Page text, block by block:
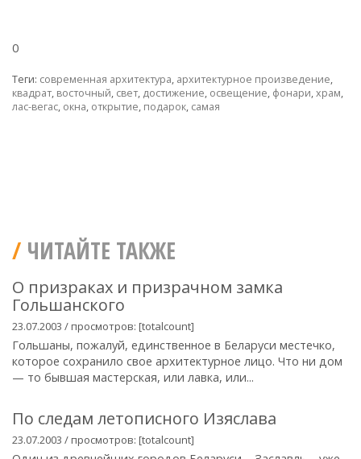
0
Теги: современная архитектура, архитектурное произведение,
квадрат, восточный, свет, достижение, освещение, фонари,храм,
лас-вегас, окна, открытие, подарок, самая
ЧИТАЙТЕ ТАКЖЕ
О призраках и призрачном замка
Гольшанского
23.07.2003 / просмотров: [totalcount]
Гольшаны, пожалуй, единственное в Беларуси местечко,
которое сохранило свое архитектурное лицо. Что ни дом
— то бывшая мастерская, или лавка, или...
По следам летописного Изяслава
23.07.2003 / просмотров: [totalcount]